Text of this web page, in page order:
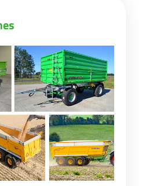
Polski
downladen